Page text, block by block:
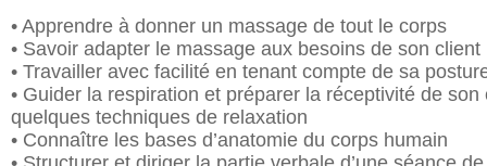
• Apprendre à donner un massage de tout le corps
• Savoir adapter le massage aux besoins de son client
• Travailler avec facilité en tenant compte de sa
• Guider la respiration et préparer la réceptivité de
quelques techniques de relaxation
• Connaître les bases d’anatomie du corps humain